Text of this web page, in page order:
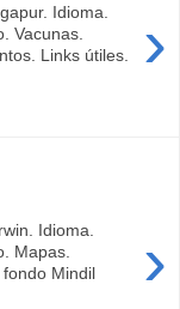
›
Idioma.
Vacunas.
Links útiles.
›
Idioma.
Mapas.
Mindil